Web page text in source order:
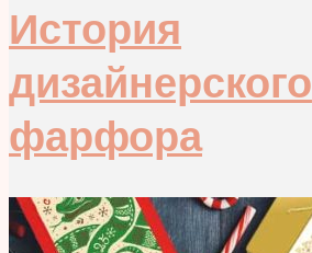
История
дизайнерского
фарфора